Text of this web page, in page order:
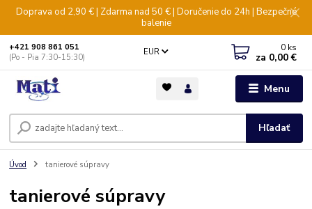
Doprava od 2,90 € | Zdarma nad 50 € | Doručenie do 24h | Bezpečné
balenie
Menu
EUR
Hľadať
+421 908 861 051
(Po - Pia 7:30-15:30)
0 ks
za 0,00 €
Úvod tanierové súpravy
tanierové súpravy